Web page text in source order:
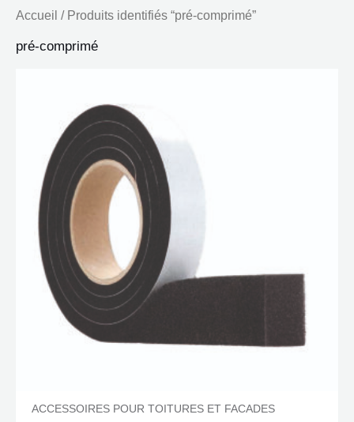
Accueil / Produits identifiés “pré-comprimé”
pré-comprimé
ACCESSOIRES POUR TOITURES ET FACADES